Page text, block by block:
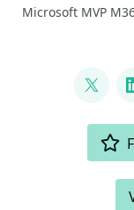
Microsoft MVP